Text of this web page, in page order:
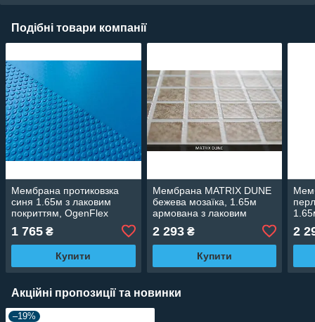
Подібні товари компанії
Мембрана протиковзка
синя 1.65м з лаковим
покриттям, OgenFlex
1 765 ₴
Купити
Мембрана MATRIX DUNE
бежева мозаїка, 1.65м
армована з лаковим
2 293₴
Купити
2
Акційні пропозиції та новинки
–19%